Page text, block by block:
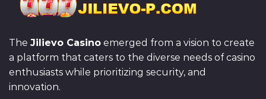
The Jilievo Casino emerged from a vision to create
a platform that caters to the diverse needs of casino
enthusiasts while prioritizing security, and
innovation.